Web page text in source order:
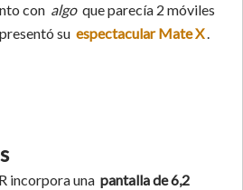
con algo que parecía 2 móviles
su espectacular Mate X.
incorpora una pantalla de 6,2